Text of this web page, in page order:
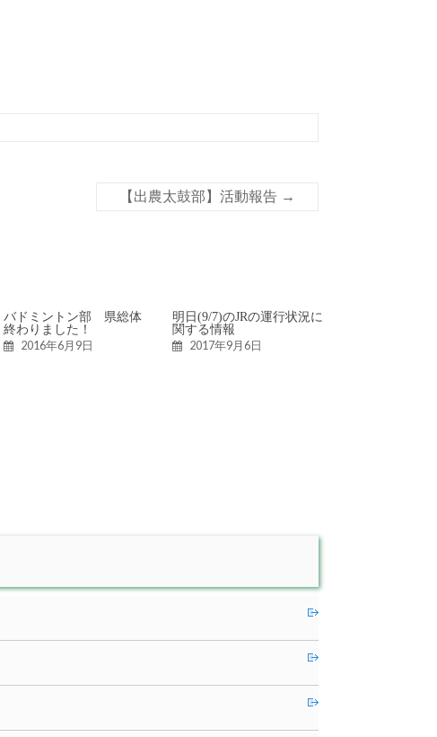
【出農太鼓部】活動報告 →
バドミントン部 県総体
終わりました！
2016年6月9日
明日(9/7)のJRの運行状況に
関する情報
2017年9月6日